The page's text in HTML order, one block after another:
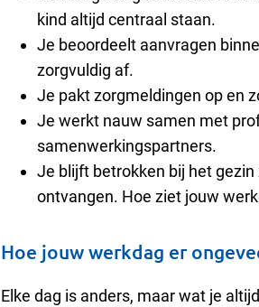
kind altijd centraal staan.
Je beoordeelt aanvragen
zorgvuldig af.
Je pakt zorgmeldingen op en
Je werkt nauw samen met
samenwerkingspartners.
Je blijft betrokken bij het
ontvangen. Hoe ziet jouw
Hoe jouw werkdag er
Elke dag is anders, maar wat je